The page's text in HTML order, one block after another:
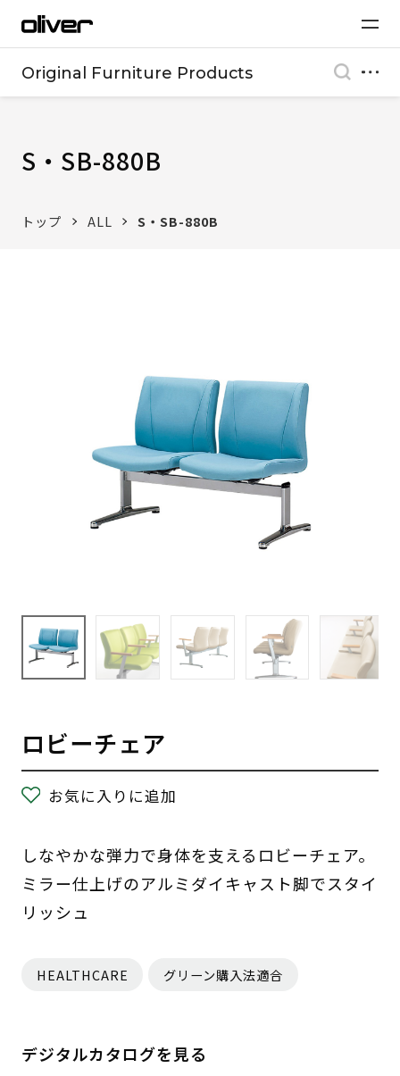
Original Furniture Products
S・SB-880B
トップ ALL S・SB-880B
ロビーチェア
お気に入りに追加
しなやかな弾力で身体を支えるロビーチェア。
ミラー仕上げのアルミダイキャスト脚でスタイ
リッシュ
HEALTHCARE グリーン購入法適合
デジタルカタログを見る